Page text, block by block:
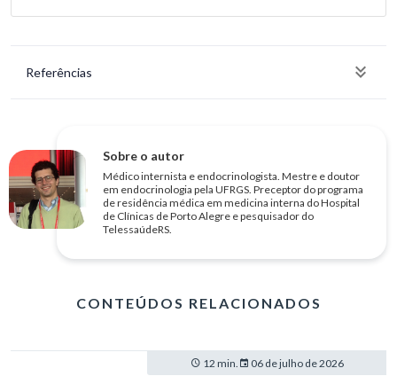
Referências
Sobre o autor
Médico internista e endocrinologista. Mestre e doutor
em endocrinologia pela UFRGS. Preceptor do programa
de residência médica em medicina interna do Hospital
de Clínicas de Porto Alegre e pesquisador do
TelessaúdeRS.
CONTEÚDOS RELACIONADOS
12 min. 06 de julho de 2026